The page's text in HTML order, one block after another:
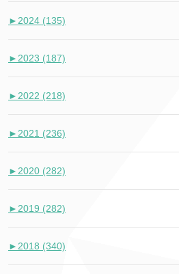
► 2024 (135)
► 2023 (187)
► 2022 (218)
► 2021 (236)
► 2020 (282)
► 2019 (282)
► 2018 (340)